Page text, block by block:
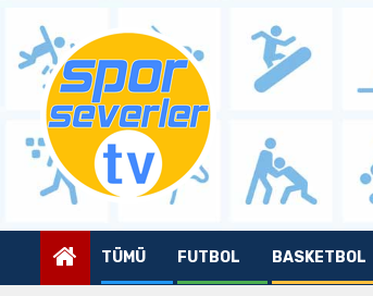
content
TÜMÜ FUTBOL BASKETBOL